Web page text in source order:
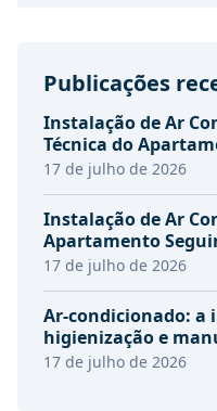
Publicações
Instalação de Ar
Técnica do
17 de julho de 2026
Instalação de Ar
Apartamento
Condomínio
17 de julho de 2026
Ar-condicionado: a
higienização e
17 de julho de 2026